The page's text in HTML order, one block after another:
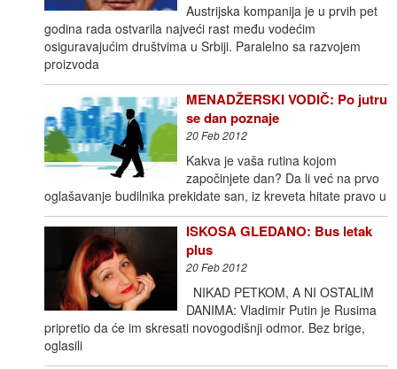
Austrijska kompanija je u prvih pet
godina rada ostvarila najveći rast među vodećim
osiguravajućim društvima u Srbiji. Paralelno sa razvojem
proizvoda
MENADŽERSKI VODIČ: Po jutru
se dan poznaje
20 Feb 2012
Kakva je vaša rutina kojom
započinjete dan? Da li već na prvo
oglašavanje budilnika prekidate san, iz kreveta hitate pravo u
ISKOSA GLEDANO: Bus letak
plus
20 Feb 2012
NIKAD PETKOM, A NI OSTALIM
DANIMA: Vladimir Putin je Rusima
pripretio da će im skresati novogodišnji odmor. Bez brige,
oglasili